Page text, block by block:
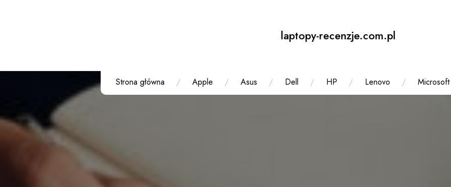
laptopy-recenzje.com.pl
Strona główna Apple Asus Dell HP Lenovo Microsoft